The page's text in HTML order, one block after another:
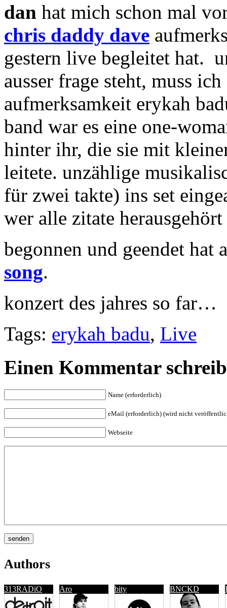
dan hat mich schon mal
chris daddy dave
gestern live begleitet hat.
ausser frage steht, muss
aufmerksamkeit erykah
band war es eine one-
hinter ihr, die sie mit
leitete. unzählige
für zwei takte) ins set
wer alle zitate
begonnen und geendet hat
song.
konzert des jahres so far…
Tags: erykah badu, Live
Einen Kommentar
Name (erforderlich)
eMail (erforderlich) (wird nicht
Webseite
Authors
313RADiO Aro bity BNCKD